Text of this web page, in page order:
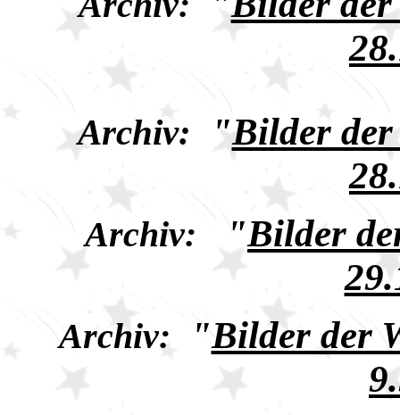
Archiv: "Bilder der
Archiv: "Bilder
Archiv: "Bilder der